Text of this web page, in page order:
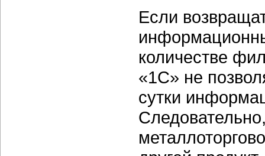
Если
количестве
«1С» не
сутки